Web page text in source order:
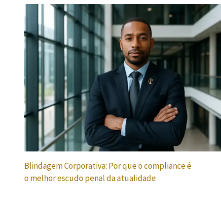
Blindagem Corporativa: Por que o compliance é
o melhor escudo penal da atualidade